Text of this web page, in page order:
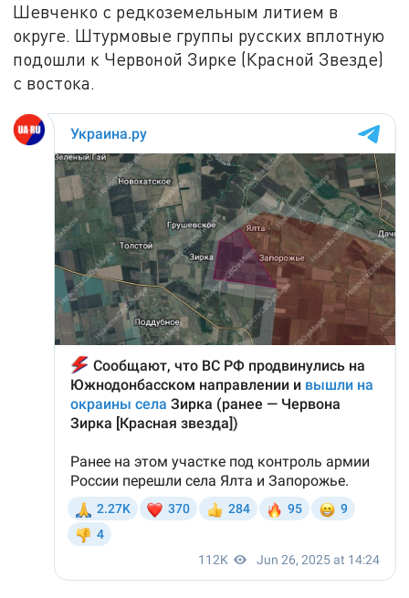
Шевченко с редкоземельным литием в
округе. Штурмовые группы русских вплотную
подошли к Червоной Зирке (Красной Звезде)
с востока.